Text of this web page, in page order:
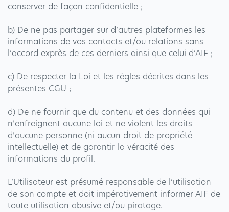
conserver de façon confidentielle ;
b) De ne pas partager sur d’autres plateformes les
informations de vos contacts et/ou relations sans
l’accord exprès de ces derniers ainsi que celui d’AIF ;
c) De respecter la Loi et les règles décrites dans les
présentes CGU ;
d) De ne fournir que du contenu et des données qui
n’enfreignent aucune loi et ne violent les droits
d’aucune personne (ni aucun droit de propriété
intellectuelle) et de garantir la véracité des
informations du profil.
L’Utilisateur est présumé responsable de l’utilisation
de son compte et doit impérativement informer AIF de
toute utilisation abusive et/ou piratage.